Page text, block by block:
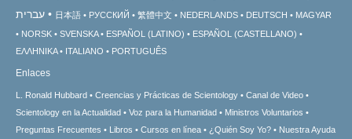
עברית 日本語 РУССКИЙ 繁體中文 NEDERLANDS DEUTSCH
MAGYAR
NORSK
SVENSKA ESPAÑOL (LATINO)
ESPAÑOL (CASTELLANO)
ΕΛΛΗΝΙΚA
ITALIANO PORTUGUÊS
Enlaces
L. Ronald Hubbard Creencias y Prácticas de Scientology
Canal de Video
Scientology en la Actualidad
Voz para la Humanidad
Ministros Voluntarios
Preguntas Frecuentes
Libros Cursos en línea ¿Quién Soy Yo? Nuestra Ayuda